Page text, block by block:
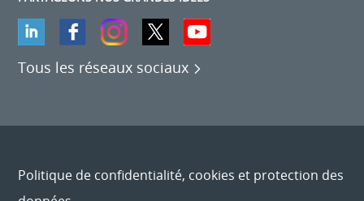
Tous les réseaux sociaux
Politique de confidentialité, cookies et protection des